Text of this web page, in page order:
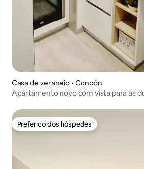
Casa de veraneio ⋅ Concón
Apartamento novo com vista para as
Preferido dos hóspedes
Preferido dos hóspedes